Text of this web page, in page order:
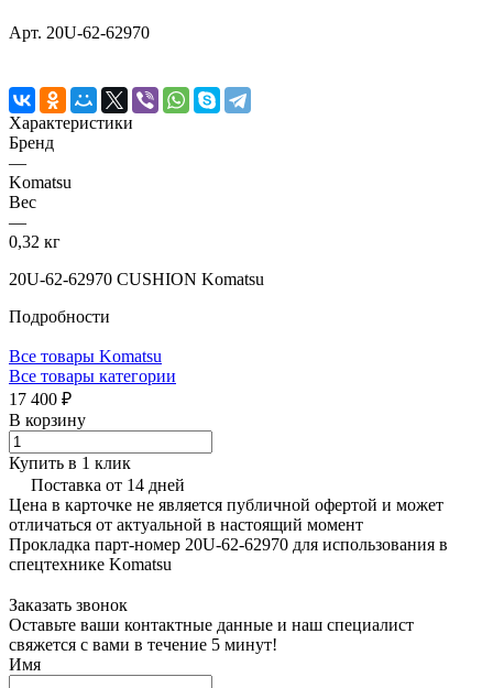
Арт. 20U-62-62970
Характеристики
Бренд
—
Komatsu
Вес
—
0,32 кг
20U-62-62970 CUSHION Komatsu
Подробности
Все товары Komatsu
Все товары категории
17 400 ₽
В корзину
Купить в 1 клик
Поставка от 14 дней
Цена в карточке не является публичной офертой и может
отличаться от актуальной в настоящий момент
Прокладка парт-номер 20U-62-62970 для использования в
спецтехнике Komatsu
Заказать звонок
Оставьте ваши контактные данные и наш специалист
свяжется с вами в течение 5 минут!
Имя